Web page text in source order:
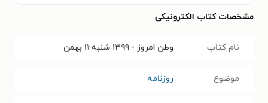
مشخصات کتاب الکترونیکی
نام کتاب وطن امروز - ۱۳۹۹ شنبه ۱۱ بهمن
موضوع روزنامه